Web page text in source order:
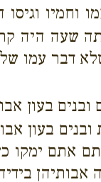
וגיסו
שעה היה
דבר עמו
בעון
בעון
אתם ימקו